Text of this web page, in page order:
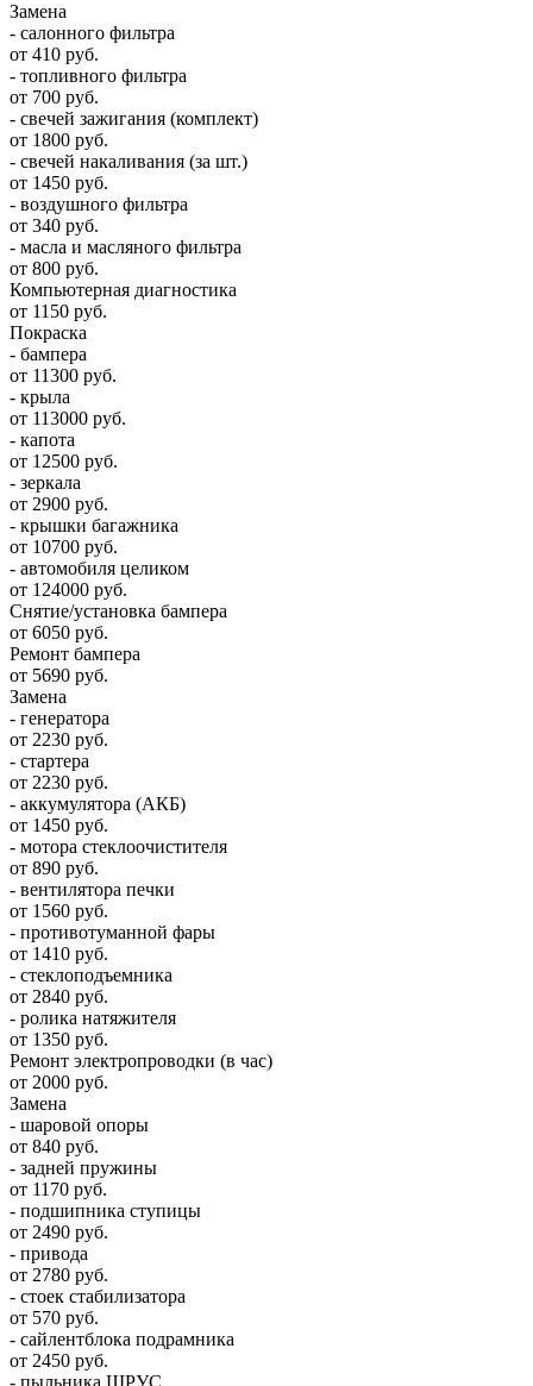
Замена
- салонного фильтра
от 410 руб.
- топливного фильтра
от 700 руб.
- свечей зажигания (комплект)
от 1800 руб.
- свечей накаливания (за шт.)
от 1450 руб.
- воздушного фильтра
от 340 руб.
- масла и масляного фильтра
от 800 руб.
Компьютерная диагностика
от 1150 руб.
Покраска
- бампера
от 11300 руб.
- крыла
от 113000 руб.
- капота
от 12500 руб.
- зеркала
от 2900 руб.
- крышки багажника
от 10700 руб.
- автомобиля целиком
от 124000 руб.
Снятие/установка бампера
от 6050 руб.
Ремонт бампера
от 5690 руб.
Замена
- генератора
от 2230 руб.
- стартера
от 2230 руб.
- аккумулятора (АКБ)
от 1450 руб.
- мотора стеклоочистителя
от 890 руб.
- вентилятора печки
от 1560 руб.
- противотуманной фары
от 1410 руб.
- стеклоподъемника
от 2840 руб.
- ролика натяжителя
от 1350 руб.
Ремонт электропроводки (в час)
от 2000 руб.
Замена
- шаровой опоры
от 840 руб.
- задней пружины
от 1170 руб.
- подшипника ступицы
от 2490 руб.
- привода
от 2780 руб.
- стоек стабилизатора
от 570 руб.
- сайлентблока подрамника
от 2450 руб.